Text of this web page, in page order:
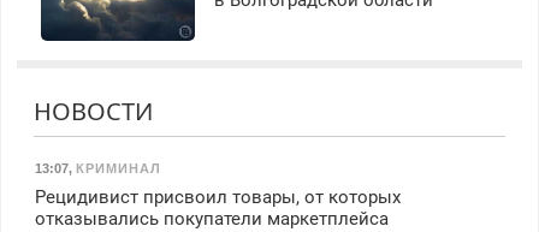
НОВОСТИ
13:07, КРИМИНАЛ
Рецидивист присвоил товары, от которых
отказывались покупатели маркетплейса